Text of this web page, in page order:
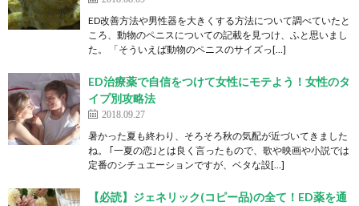
ED改善方法や男性器を大きくする方法について調べていたと
ころ、動物のペニスについての記載を見つけ、ふと思いまし
た。 「そういえば動物のペニスのサイズっ[…]
ED治療薬で自信をつけて女性にモテよう！女性のタ
イプ別攻略法
2018.09.27
暑かった夏も終わり、そろそろ秋の気配が近づいてきました
ね。 ｢一夏の恋｣とは良く言ったもので、歌や映画や小説では
定番のシチュエーションですが、ベタな設[…]
【必読】ジェネリック(コピー品)の全て！ED薬を通